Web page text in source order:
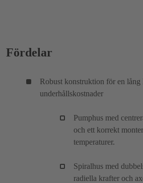
Fördelar
Robust konstruktion för en lång
underhållskostnader
Pumphus med
och ett korrekt
temperaturer.
Spiralhus med
radiella krafter och